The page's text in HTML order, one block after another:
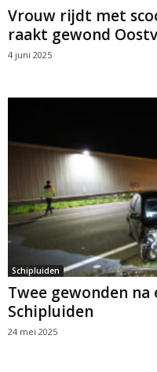
Vrouw rijdt met
raakt gewond
4 juni 2025
Schipluiden
Twee gewonden
Schipluiden
24 mei 2025